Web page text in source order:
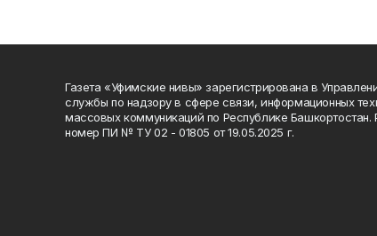
Газета «Уфимские нивы» зарегистрирована в
службы по надзору в сфере связи, информационных
массовых коммуникаций по Республике Башкортостан.
номер ПИ № ТУ 02 - 01805 от 19.05.2025 г.